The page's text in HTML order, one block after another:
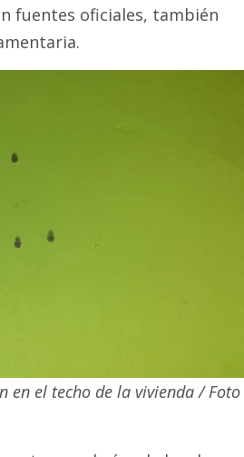
fuentes oficiales, también
en el techo de la vivienda / Foto